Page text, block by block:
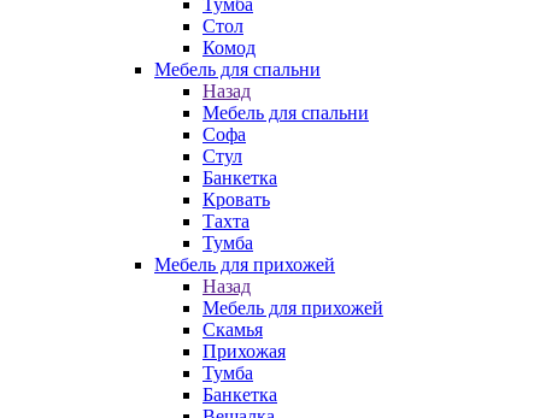
Тумба
Стол
Комод
Мебель для спальни
Назад
Мебель для спальни
Софа
Стул
Банкетка
Кровать
Тахта
Тумба
Мебель для прихожей
Назад
Мебель для прихожей
Скамья
Прихожая
Тумба
Банкетка